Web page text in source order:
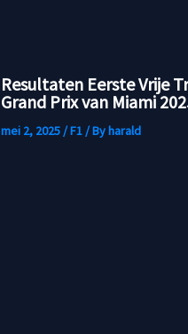
Resultaten Eerste Vrije
Grand Prix van Miami
mei 2, 2025/F1/ Byharald